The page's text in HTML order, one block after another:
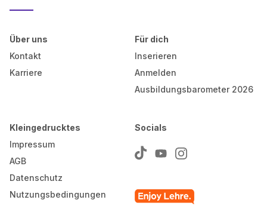
Über uns
Kontakt
Karriere
Für dich
Inserieren
Anmelden
Ausbildungsbarometer 2026
Kleingedrucktes
Impressum
AGB
Datenschutz
Nutzungsbedingungen
Socials